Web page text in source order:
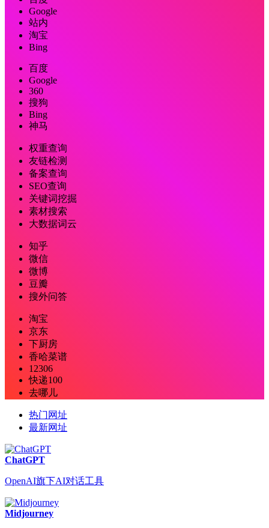
Google
站内
淘宝
Bing
百度
Google
360
搜狗
Bing
神马
权重查询
友链检测
备案查询
SEO查询
关键词挖掘
素材搜索
大数据词云
知乎
微信
微博
豆瓣
搜外问答
淘宝
京东
下厨房
香哈菜谱
12306
快递100
去哪儿
热门网址
最新网址
ChatGPT
OpenAI旗下AI对话工具
Midjourney